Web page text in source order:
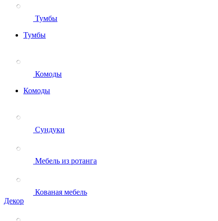
Тумбы
Тумбы
Комоды
Комоды
Сундуки
Мебель из ротанга
Кованая мебель
Декор